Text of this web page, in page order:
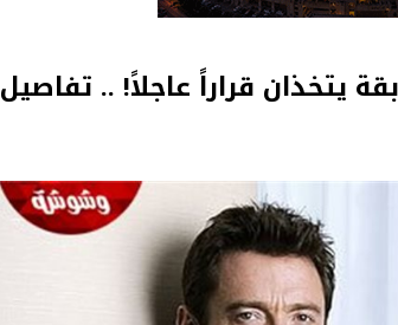
يتخذان قراراً عاجلاً! .. تفاصيل